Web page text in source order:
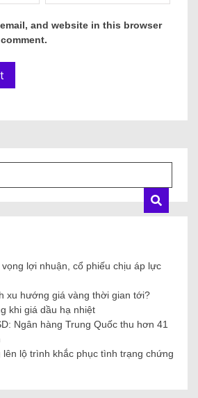
and website in this browser
lợi nhuận, cổ phiếu chịu áp lực
xu hướng giá vàng thời gian tới?
khi giá dầu hạ nhiệt
Ngân hàng Trung Quốc thu hơn 41
lộ trình khắc phục tình trạng chứng